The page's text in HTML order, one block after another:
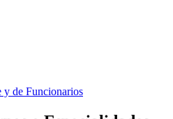
y de Funcionarios